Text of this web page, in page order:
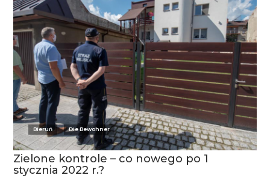
Bieruń Die Bewohner
Zielone kontrole – co nowego po 1
stycznia 2022 r.?